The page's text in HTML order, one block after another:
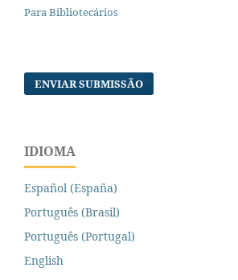
Para Bibliotecários
ENVIAR SUBMISSÃO
IDIOMA
Español (España)
Português (Brasil)
Português (Portugal)
English